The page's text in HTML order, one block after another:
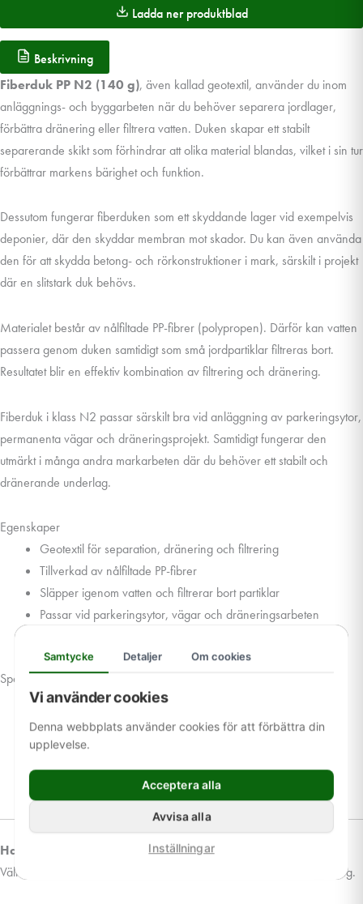
Samtycke Detaljer Om cookies
Vi använder cookies
Denna webbplats använder cookies för att förbättra din
upplevelse.
Acceptera alla
Avvisa alla
Inställningar
Ladda ner produktblad
Beskrivning
Fiberduk PP N2 (140 g), även kallad geotextil, använder du inom
anläggnings- och byggarbeten när du behöver separera jordlager,
förbättra dränering eller filtrera vatten. Duken skapar ett stabilt
separerande skikt som förhindrar att olika material blandas, vilket i sin tur
förbättrar markens bärighet och funktion.
Dessutom fungerar fiberduken som ett skyddande lager vid exempelvis
deponier, där den skyddar membran mot skador. Du kan även använda
den för att skydda betong- och rörkonstruktioner i mark, särskilt i projekt
där en slitstark duk behövs.
Materialet består av nålfiltade PP-fibrer (polypropen). Därför kan vatten
passera genom duken samtidigt som små jordpartiklar filtreras bort.
Resultatet blir en effektiv kombination av filtrering och dränering.
Fiberduk i klass N2 passar särskilt bra vid anläggning av parkeringsytor,
permanenta vägar och dräneringsprojekt. Samtidigt fungerar den
utmärkt i många andra markarbeten där du behöver ett stabilt och
dränerande underlag.
Egenskaper
Geotextil för separation, dränering och filtrering
Tillverkad av nålfiltade PP-fibrer
Släpper igenom vatten och filtrerar bort partiklar
Passar vid parkeringsytor, vägar och dräneringsarbeten
Specifikation
Klass: N2
Vikt: 140 g/m²
Bredd: 0,60 m
Längd: 25 m
Material: Polypropen (PP)
Har du frågor om denna produkt?
Välkommen att
för mer information och teknisk rådgivning.